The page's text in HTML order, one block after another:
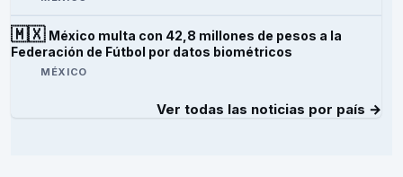
🇲🇽 México multa con 42,8 millones de pesos a la
Federación de Fútbol por datos biométricos
MÉXICO
Ver todas las noticias por país →